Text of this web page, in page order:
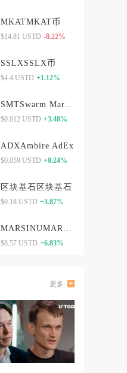
MKATMKAT币
$14.81 USTD -8.22%
SSLXSSLX币
$4.4 USTD +1.12%
SMTSwarm Markets
$0.012 USTD +3.48%
ADXAmbire AdEx
$0.059 USTD +0.24%
区块基石区块基石
$0.18 USTD +3.87%
MARSINUMARSINU币
$8.57 USTD +6.83%
更多